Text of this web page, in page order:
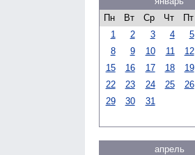
Пн
Вт Ср Чт Пт
1
2 3 4 5
8
9 10 11 12
15
16 17 18 19
22
23 24 25 26
29
30 31
апрель